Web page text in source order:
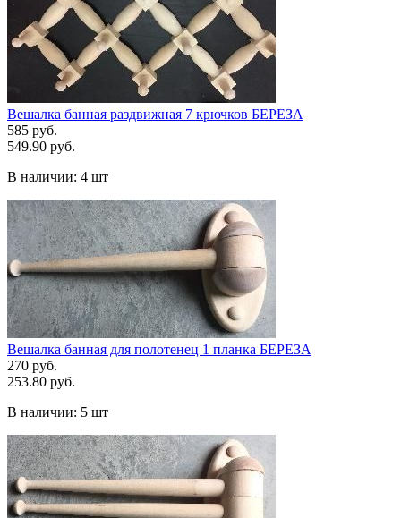
Вешалка банная раздвижная 7 крючков БЕРЕЗА
585 руб.
549.90 руб.
В наличии: 4 шт
Вешалка банная для полотенец 1 планка БЕРЕЗА
270 руб.
253.80 руб.
В наличии: 5 шт